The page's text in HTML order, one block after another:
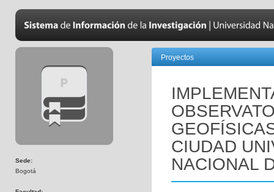
Sede:
Bogotá
Proyectos
CIUDAD
NACIONAL